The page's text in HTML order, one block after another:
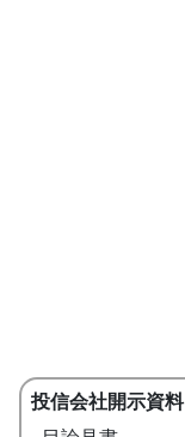
投信会社開示資料